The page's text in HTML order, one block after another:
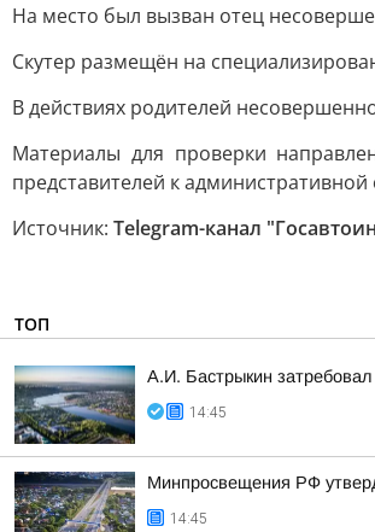
На место был вызван отец
Скутер размещён на
В действиях родителей
Материалы для проверки
представителей к
Источник: Telegram-канал
ТОП
А.И. Бастрыкин
14:45
Минпросвещения РФ
14:45